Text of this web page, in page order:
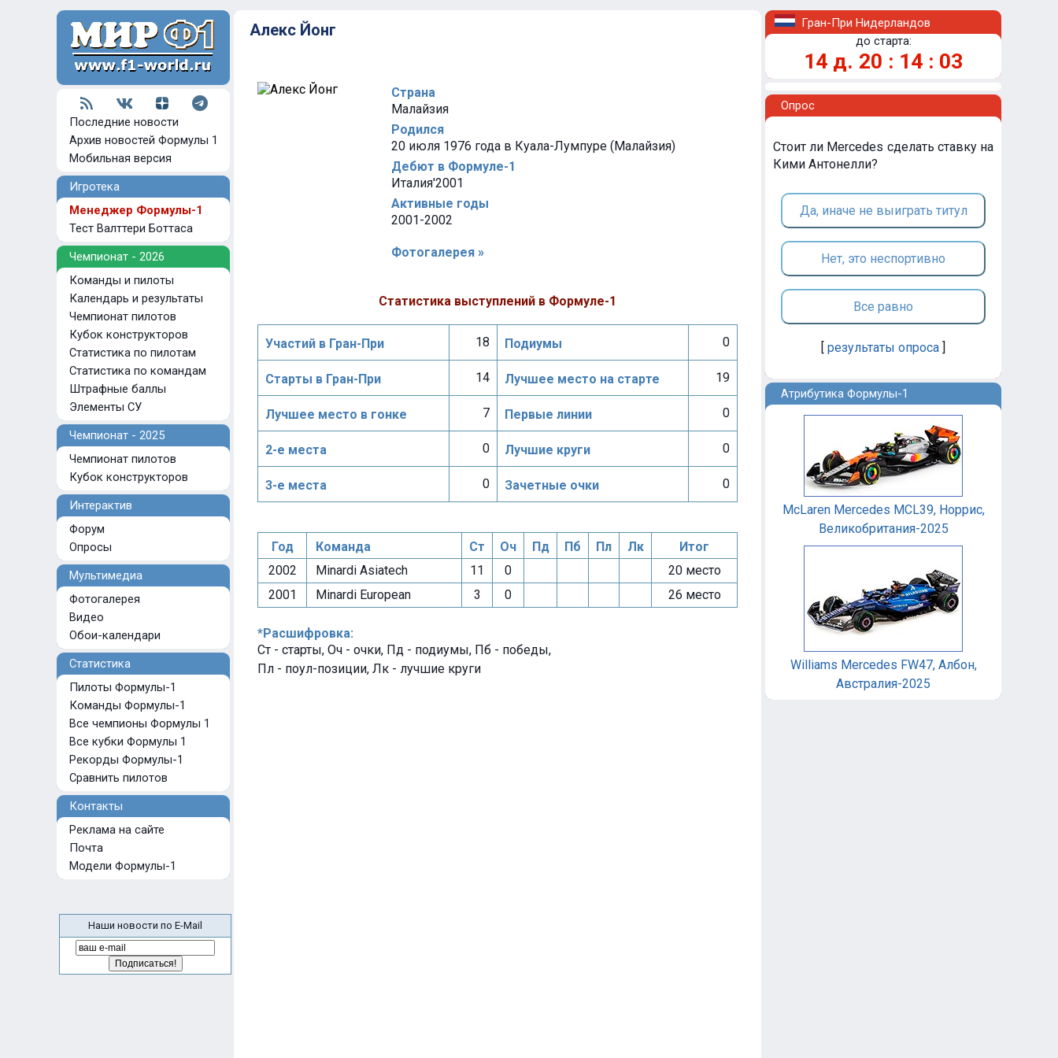
Последние новости
Архив новостей Формулы 1
Мобильная версия
Игротека
Менеджер Формулы-1
Тест Валттери Боттаса
Чемпионат - 2026
Команды и пилоты
Календарь и результаты
Чемпионат пилотов
Кубок конструкторов
Статистика по пилотам
Статистика по командам
Штрафные баллы
Элементы СУ
Чемпионат - 2025
Чемпионат пилотов
Кубок конструкторов
Интерактив
Форум
Опросы
Мультимедиа
Фотогалерея
Видео
Обои-календари
Статистика
Пилоты Формулы-1
Команды Формулы-1
Все чемпионы Формулы 1
Все кубки Формулы 1
Рекорды Формулы-1
Сравнить пилотов
Контакты
Реклама на сайте
Почта
Модели Формулы-1
Наши новости по E-Mail
Алекс Йонг
Страна
Малайзия
Родился
20 июля 1976 года в Куала-Лумпуре (Малайзия)
Дебют в Формуле-1
Италия'2001
Активные годы
2001-2002
Фотогалерея »
Статистика выступлений в Формуле-1
Участий в Гран-При 18 Подиумы 0
Старты в Гран-При 14 Лучшее место на старте 19
Лучшее место в гонке 7 Первые линии 0
2-е места 0 Лучшие круги 0
3-е места 0 Зачетные очки 0
Год Команда Ст Оч Пд Пб Пл Лк
Итог
2002
Minardi Asiatech 11 0
20 место
2001
Minardi European 3 0 26 место
*Расшифровка:
Ст - старты, Оч - очки, Пд - подиумы, Пб - победы,
Пл - поул-позиции, Лк - лучшие круги
Гран-При Нидерландов
до старта:
14 д. 20 : 14 : 03
Опрос
Стоит ли Mercedes сделать ставку на
Кими Антонелли?
Да, иначе не выиграть титул
Нет, это неспортивно
Все равно
[ результаты опроса ]
Атрибутика Формулы-1
McLaren Mercedes MCL39, Норрис,
Великобритания-2025
Williams Mercedes FW47, Албон,
Австралия-2025